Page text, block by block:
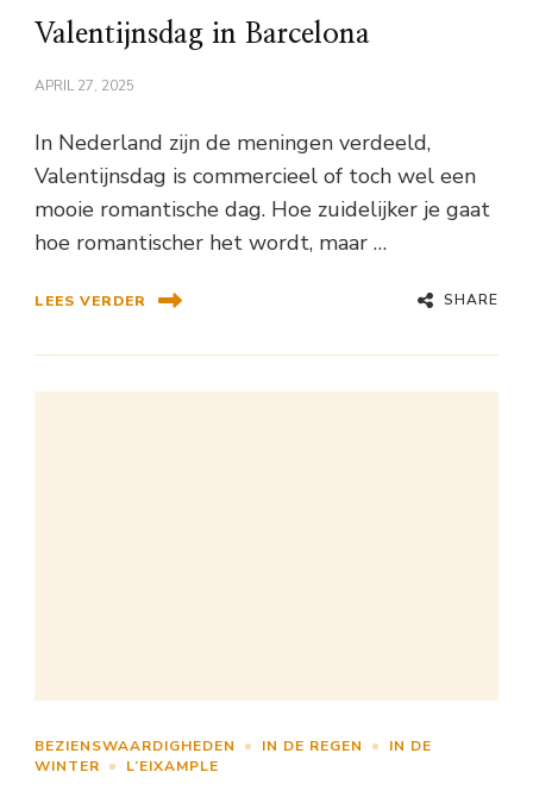
Valentijnsdag in Barcelona
APRIL 27, 2025
In Nederland zijn de meningen verdeeld,
Valentijnsdag is commercieel of toch wel een
mooie romantische dag. Hoe zuidelijker je gaat
hoe romantischer het wordt, maar …
LEES VERDER SHARE
BEZIENSWAARDIGHEDEN IN DE REGEN
IN DE
WINTER
L’EIXAMPLE